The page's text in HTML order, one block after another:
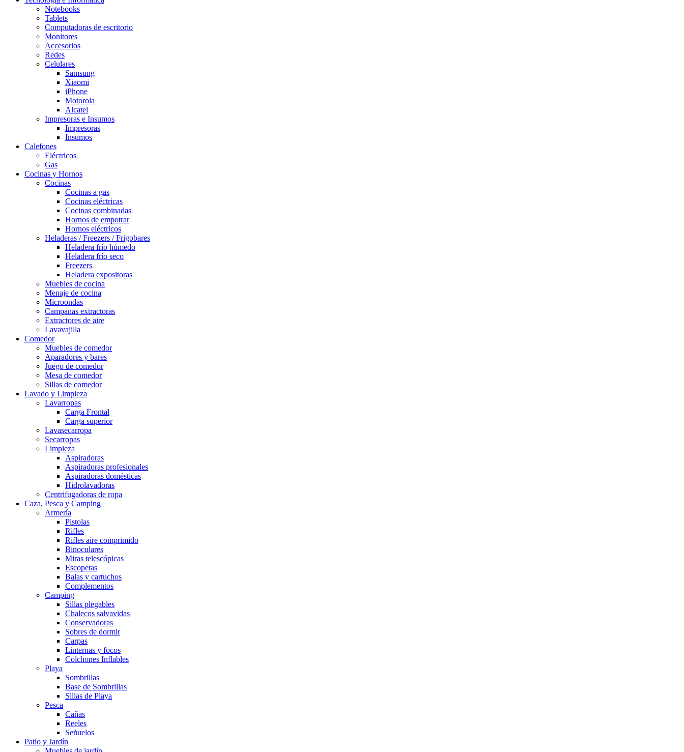
Notebooks
Tablets
Computadoras de escritorio
Monitores
Accesorios
Redes
Celulares
Samsung
Xiaomi
iPhone
Motorola
Alcatel
Impresoras e Insumos
Impresoras
Insumos
Calefones
Eléctricos
Gas
Cocinas y Hornos
Cocinas
Cocinas a gas
Cocinas eléctricas
Cocinas combinadas
Hornos de empotrar
Hornos eléctricos
Heladeras / Freezers / Frigobares
Heladera frío húmedo
Heladera frío seco
Freezers
Heladera expositoras
Muebles de cocina
Menaje de cocina
Microondas
Campanas extractoras
Extractores de aire
Lavavajilla
Comedor
Muebles de comedor
Aparadores y bares
Juego de comedor
Mesa de comedor
Sillas de comedor
Lavado y Limpieza
Lavarropas
Carga Frontal
Carga superior
Lavasecarropa
Secarropas
Limpieza
Aspiradoras
Aspiradoras profesionales
Aspiradoras domésticas
Hidrolavadoras
Centrifugadoras de ropa
Caza, Pesca y Camping
Armería
Pistolas
Rifles
Rifles aire comprimido
Binoculares
Miras telescópicas
Escopetas
Balas y cartuchos
Complementos
Camping
Sillas plegables
Chalecos salvavidas
Conservadoras
Sobres de dormir
Carpas
Linternas y focos
Colchones Inflables
Playa
Sombrillas
Base de Sombrillas
Sillas de Playa
Pesca
Cañas
Reeles
Señuelos
Patio y Jardín